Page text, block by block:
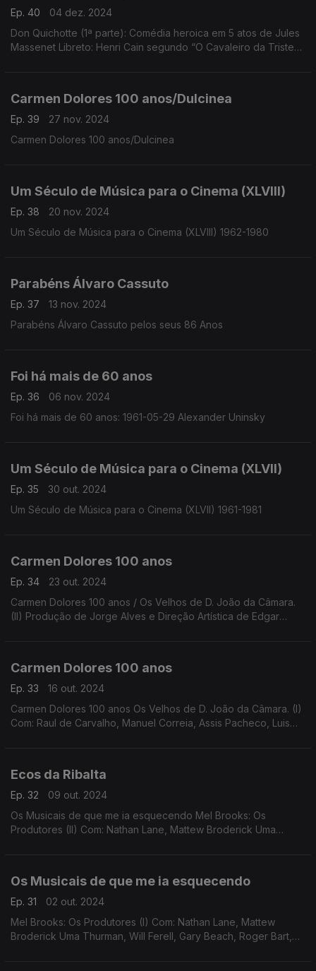
Ep. 40
04 dez. 2024
Don Quichotte (1ª parte): Comédia heroica em 5 atos de Jules
Massenet Libreto: Henri Cain segundo “O Cavaleiro da Triste
Carmen Dolores 100 anos/Dulcinea
Ep. 39
27 nov. 2024
Carmen Dolores 100 anos/Dulcinea
Um Século de Música para o Cinema (XLVIII)
Ep. 38
20 nov. 2024
Um Século de Música para o Cinema (XLVIII) 1962-1980
Parabéns Álvaro Cassuto
Ep. 37
13 nov. 2024
Parabéns Álvaro Cassuto pelos seus 86 Anos
Foi há mais de 60 anos
Ep. 36
06 nov. 2024
Foi há mais de 60 anos: 1961-05-29 Alexander Uninsky
Um Século de Música para o Cinema (XLVII)
Ep. 35
30 out. 2024
Um Século de Música para o Cinema (XLVII) 1961-1981
Carmen Dolores 100 anos
Ep. 34
23 out. 2024
Carmen Dolores 100 anos / Os Velhos de D. João da Câmara.
(II) Produção de Jorge Alves e Direção Artística de Edgar
Carmen Dolores 100 anos
Ep. 33
16 out. 2024
Carmen Dolores 100 anos Os Velhos de D. João da Câmara. (I)
Com: Raul de Carvalho, Manuel Correia, Assis Pacheco, Luis
Ecos da Ribalta
Ep. 32
09 out. 2024
Os Musicais de que me ia esquecendo Mel Brooks: Os
Produtores (II) Com: Nathan Lane, Mattew Broderick Uma
Os Musicais de que me ia esquecendo
Ep. 31
02 out. 2024
Mel Brooks: Os Produtores (I) Com: Nathan Lane, Mattew
Broderick Uma Thurman, Will Ferell, Gary Beach, Roger Bart,